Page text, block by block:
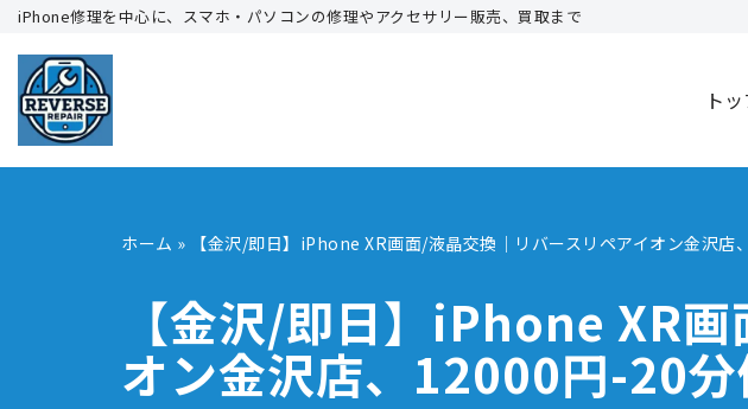
コ
ン
テ
ン
iPhone修理を中心に、スマホ・パソコンの修理やアクセサリー販売、買取まで
ト
ホーム » 【金沢/即日】iPhone XR画面/液晶交換｜リバースリペアイオン金沢店
【金沢/即日】iPhone XR
オン金沢店、12000円-20分